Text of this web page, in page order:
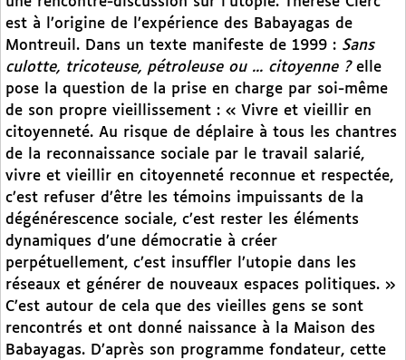
est à l’origine de l’expérience des Babayagas de
Montreuil. Dans un texte manifeste de 1999 : Sans
culotte, tricoteuse, pétroleuse ou ... citoyenne ?elle
pose la question de la prise en charge par soi-même
de son propre vieillissement : « Vivre et vieillir en
citoyenneté. Au risque de déplaire à tous les chantres
de la reconnaissance sociale par le travail salarié,
vivre et vieillir en citoyenneté reconnue et respectée,
c’est refuser d’être les témoins impuissants de la
dégénérescence sociale, c’est rester les éléments
dynamiques d’une démocratie à créer
perpétuellement, c’est insuffler l’utopie dans les
réseaux et générer de nouveaux espaces politiques. »
C’est autour de cela que des vieilles gens se sont
rencontrés et ont donné naissance à la Maison des
Babayagas. D’après son programme fondateur, cette